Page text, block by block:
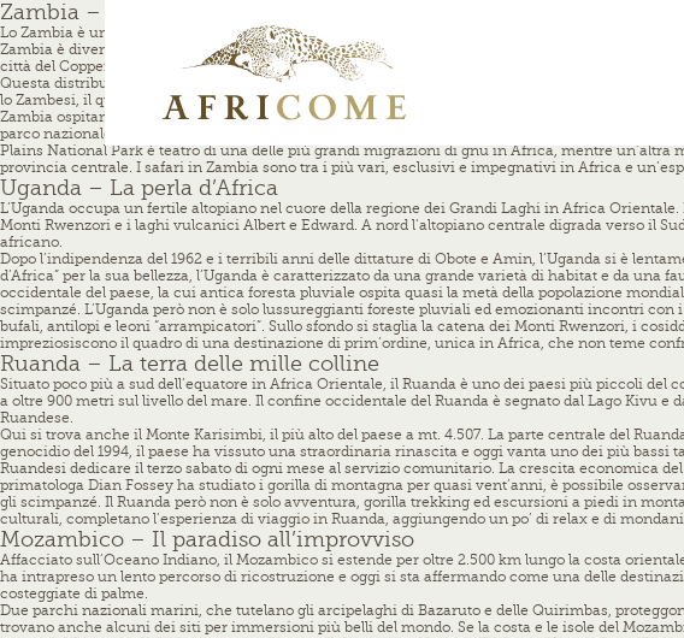
Zambia – Walk on the wild side
Lo Zambia è un paese senza sbocchi sul mare la cui geografia è definita dai suoi fiumi, tra cui
Zambia è diventato uno stato indipendente nel 1964. La sua economia è basata
città del Copperbelt Settentrionale.
Questa distribuzione ha permesso di creare enormi aree protette lontane dai principali centri
lo Zambesi, il quarto fiume più lungo dell’Africa, si getta dai 1,7 km di larghezza e 108 mt
Zambia ospitano diversi ecosistemi e specie endemiche uniche. Due dei principali affluenti
parco nazionale dello Zambia, e il South Luangwa National Park, dove si trova una delle più
Plains National Park è teatro di una delle più grandi migrazioni di gnu in Africa, mentre
provincia centrale. I safari in Zambia sono tra i più vari, esclusivi e impegnativi in Africa e
Uganda – La perla d’Africa
L’Uganda occupa un fertile altopiano nel cuore della regione dei Grandi Laghi in Africa
Monti Rwenzori e i laghi vulcanici Albert e Edward. A nord l’altopiano centrale digrada verso il
africano.
Dopo l’indipendenza del 1962 e i terribili anni delle dittature di Obote e Amin, l’Uganda si è
d’Africa” per la sua bellezza, l’Uganda è caratterizzato da una grande varietà di habitat e da
occidentale del paese, la cui antica foresta pluviale ospita quasi la metà della popolazione
scimpanzé. L’Uganda però non è solo lussureggianti foreste pluviali ed emozionanti incontri
bufali, antilopi e leoni “arrampicatori”. Sullo sfondo si staglia la catena dei Monti Rwenzori, i
impreziosiscono il quadro di una destinazione di prim’ordine, unica in Africa, che non teme
Ruanda – La terra delle mille colline
Situato poco più a sud dell’equatore in Africa Orientale, il Ruanda è uno dei paesi più piccoli
a oltre 900 metri sul livello del mare. Il confine occidentale del Ruanda è segnato dal Lago Kivu
Ruandese.
Qui si trova anche il Monte Karisimbi, il più alto del paese a mt. 4.507. La parte centrale del
genocidio del 1994, il paese ha vissuto una straordinaria rinascita e oggi vanta uno dei più
Ruandesi dedicare il terzo sabato di ogni mese al servizio comunitario. La crescita economica
primatologa Dian Fossey ha studiato i gorilla di montagna per quasi vent’anni, è possibile
gli scimpanzé. Il Ruanda però non è solo avventura, gorilla trekking ed escursioni a piedi in
culturali, completano l’esperienza di viaggio in Ruanda, aggiungendo un po’ di relax e di
Mozambico – Il paradiso all’improvviso
Affacciato sull’Oceano Indiano, il Mozambico si estende per oltre 2.500 km lungo la costa
ha intrapreso un lento percorso di ricostruzione e oggi si sta affermando come una delle
costeggiate di palme.
Due parchi nazionali marini, che tutelano gli arcipelaghi di Bazaruto e delle Quirimbas,
trovano anche alcuni dei siti per immersioni più belli del mondo. Se la costa e le isole del